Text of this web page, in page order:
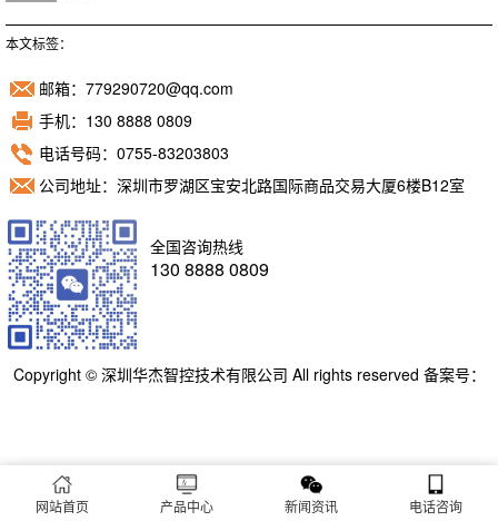
本文标签：
邮箱：779290720@qq.com
手机：130 8888 0809
电话号码：0755-83203803
公司地址：深圳市罗湖区宝安北路国际商品交易大厦6楼B12室
全国咨询热线
130 8888 0809
Copyright © 深圳华杰智控技术有限公司 All rights reserved 备案号：
网站首页 产品中心 新闻资讯 电话咨询